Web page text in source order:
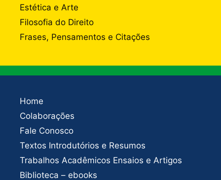
Estética e Arte
Filosofia do Direito
Frases, Pensamentos e Citações
Home
Colaborações
Fale Conosco
Textos Introdutórios e Resumos
Trabalhos Acadêmicos Ensaios e Artigos
Biblioteca – ebooks